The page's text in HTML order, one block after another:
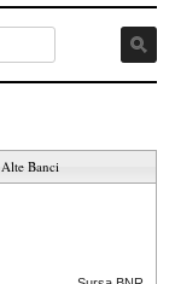
Alte Banci